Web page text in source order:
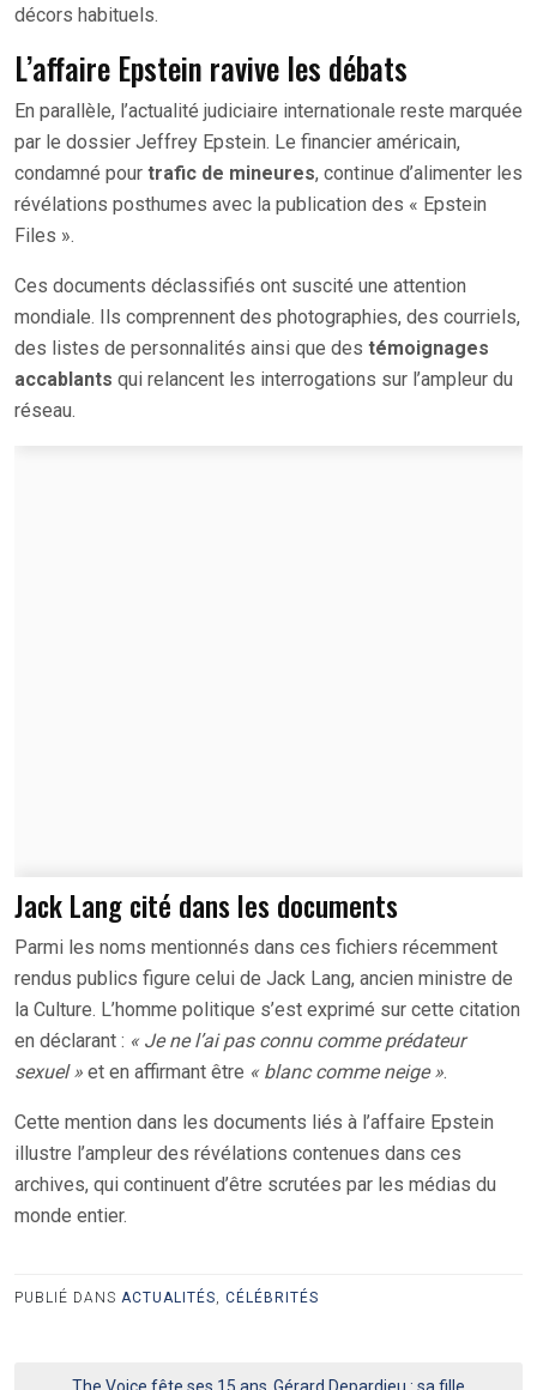
décors habituels.
L’affaire Epstein ravive les débats
En parallèle, l’actualité judiciaire internationale reste marquée
par le dossier Jeffrey Epstein. Le financier américain,
condamné pour trafic de mineures, continue d’alimenter les
révélations posthumes avec la publication des « Epstein
Files ».
Ces documents déclassifiés ont suscité une attention
mondiale. Ils comprennent des photographies, des courriels,
des listes de personnalités ainsi que des témoignages
accablants qui relancent les interrogations sur l’ampleur du
réseau.
Jack Lang cité dans les documents
Parmi les noms mentionnés dans ces fichiers récemment
rendus publics figure celui de Jack Lang, ancien ministre de
la Culture. L’homme politique s’est exprimé sur cette citation
en déclarant : « Je ne l’ai pas connu comme prédateur
sexuel » et en affirmant être « blanc comme neige ».
Cette mention dans les documents liés à l’affaire Epstein
illustre l’ampleur des révélations contenues dans ces
archives, qui continuent d’être scrutées par les médias du
monde entier.
PUBLIÉ DANS ACTUALITÉS CÉLÉBRITÉS
The Voice fête ses 15 ans Gérard Depardieu : sa fille